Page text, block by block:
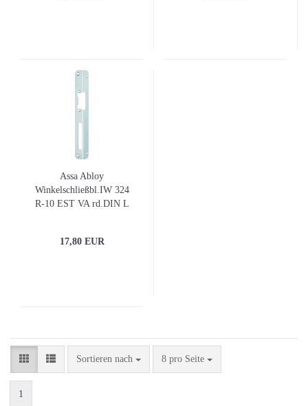
Assa Abloy
Winkelschließbl.IW 324
R-10 EST VA rd.DIN L
17,80 EUR
Sortieren nach
Sortieren nach 8 pro Seite
pro Seite
1